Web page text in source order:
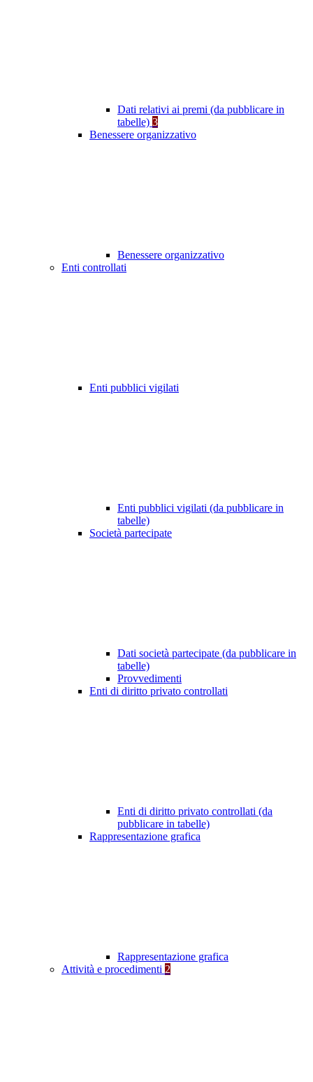
Dati relativi ai premi (da pubblicare in
tabelle) 3
Benessere organizzativo
Benessere organizzativo
Enti controllati
Enti pubblici vigilati
Enti pubblici vigilati (da pubblicare in
tabelle)
Società partecipate
Dati società partecipate (da pubblicare in
tabelle)
Provvedimenti
Enti di diritto privato controllati
Enti di diritto privato controllati (da
pubblicare in tabelle)
Rappresentazione grafica
Rappresentazione grafica
Attività e procedimenti 2